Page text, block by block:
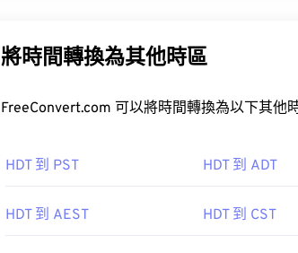
將時間轉換為其他時區
FreeConvert.com 可以將時間轉換為以下其他
HDT 到 PST HDT 到 ADT
HDT 到 AEST HDT 到 CST